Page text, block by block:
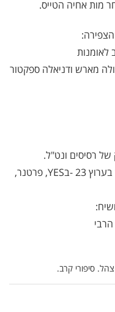
מות אחיה הטייס.
לאומנות
מארש ודניאלה ספקטור
של רסיסים ונט"ל.
הטקס המרכזי בת"א ישודר בשידור ישיר בערוץ 23 -בYES, פרטנר,
סיפורי קרב.